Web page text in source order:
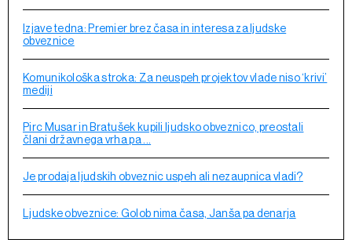
Izjave tedna: Premier brez časa in interesa za ljudske
obveznice
Komunikološka stroka: Za neuspeh projektov vlade niso ‘krivi’
mediji
Pirc Musar in Bratušek kupili ljudsko obveznico, preostali
člani državnega vrha pa ...
Je prodaja ljudskih obveznic uspeh ali nezaupnica vladi?
Ljudske obveznice: Golob nima časa, Janša pa denarja